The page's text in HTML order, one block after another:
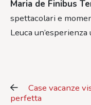
Maria de Finibus
spettacolari e
Leuca
Case vacanze
perfetta